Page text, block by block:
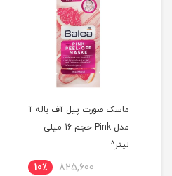
ماسک صورت پیل آف باله آ
مدل Pink حجم 16 میلی
لیتر^
825,600 10٪